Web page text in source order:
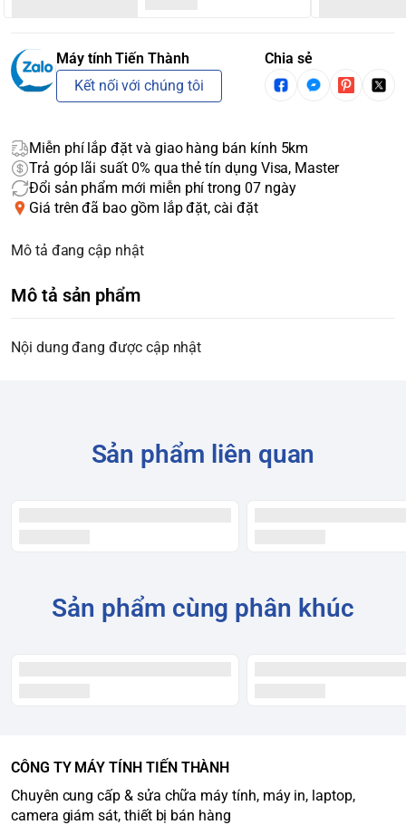
Máy tính Tiến Thành
Kết nối với chúng tôi
Chia sẻ
Miễn phí lắp đặt và giao hàng bán kính 5km
Trả góp lãi suất 0% qua thẻ tín dụng Visa, Master
Đổi sản phẩm mới miễn phí trong 07 ngày
Giá trên đã bao gồm lắp đặt, cài đặt
Mô tả đang cập nhật
Mô tả sản phẩm
Nội dung đang được cập nhật
Sản phẩm liên quan
Sản phẩm cùng phân khúc
CÔNG TY MÁY TÍNH TIẾN THÀNH
Chuyên cung cấp & sửa chữa máy tính, máy in, laptop,
camera giám sát, thiết bị bán hàng